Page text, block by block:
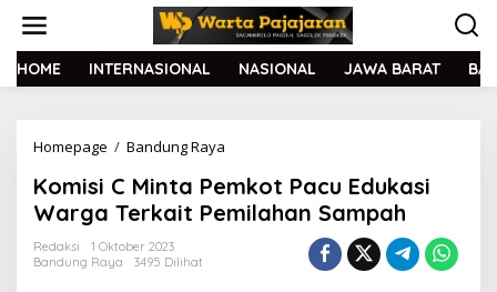
t
HOME INTERNASIONAL NASIONAL JAWA BARAT
Homepage / Bandung Raya
m
i
s
Komisi C Minta Pemkot Pacu Edukasi
Warga Terkait Pemilahan Sampah
Redaksi
1 Oktober 2023
Bandung Raya
3495 Dilihat